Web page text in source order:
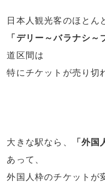
日本人観光客のほとん
「デリー～バラナシ
道区間は
特にチケットが売り切
大きな駅なら、 「外国
あって、
外国人枠のチケットが